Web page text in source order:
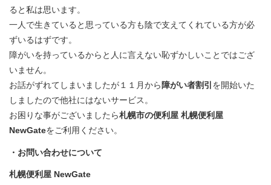
ると私は思います。
一人で生きていると思っている方も陰で支えてくれている方が必
ずいるはずです。
障がいを持っているからと人に言えない恥ずかしいことではござ
いません。
お話がずれてしまいましたが１１月から 障がい者割引 を開始いた
しましたので他社にはないサービス。
お困りな事がございましたら札幌市の便利屋 札幌便利屋
NewGateをご利用ください。
・お問い合わせについて
札幌便利屋 NewGate